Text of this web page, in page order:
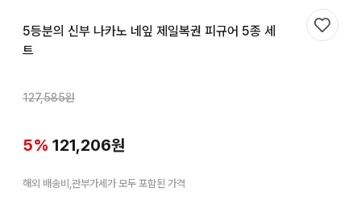
5등분의 신부 나카노 네잎 제일복권 피규어 5종 세
트
127,585원
5% 121,206원
해외 배송비,관부가세가 모두 포함된 가격
찜하기